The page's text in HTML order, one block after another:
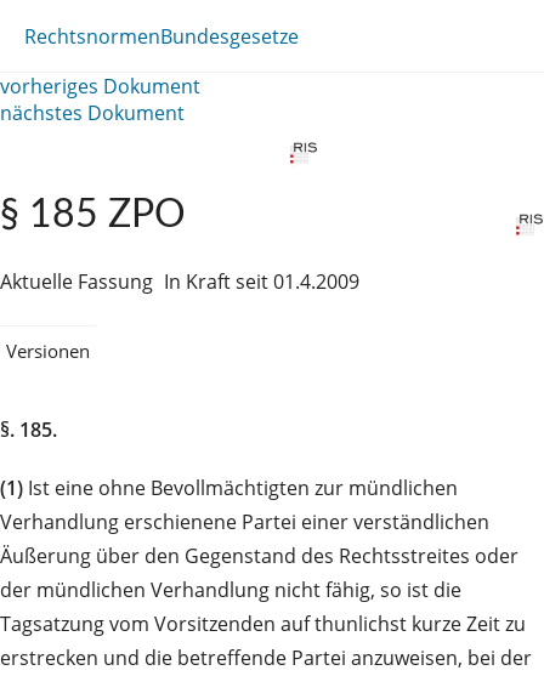
RechtsnormenBundesgesetze
vorheriges Dokument
nächstes Dokument
§ 185 ZPO
Aktuelle Fassung In Kraft seit 01.4.2009
Versionen
§. 185.
(1) Ist eine ohne Bevollmächtigten zur mündlichen
Verhandlung erschienene Partei einer verständlichen
Äußerung über den Gegenstand des Rechtsstreites oder
der mündlichen Verhandlung nicht fähig, so ist die
Tagsatzung vom Vorsitzenden auf thunlichst kurze Zeit zu
erstrecken und die betreffende Partei anzuweisen, bei der